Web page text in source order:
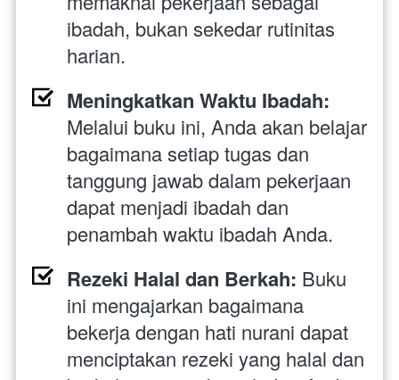
ibadah, bukan sekedar rutinitas
harian.
Melalui buku ini, Anda akan belajar
bagaimana setiap tugas dan
tanggung jawab dalam pekerjaan
dapat menjadi ibadah dan
penambah waktu ibadah Anda.
Rezeki Halal dan Berkah: Buku
ini mengajarkan bagaimana
bekerja dengan hati nurani dapat
menciptakan rezeki yang halal dan